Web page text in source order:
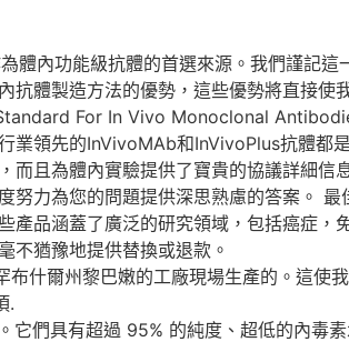
體內功能級抗體的首選來源。我們謹記
抗體製造方法的優勢，這些優勢將直接使
For In Vivo Monoclonal
業領先的InVivoMAb和InVivoPlus抗體
而且為體內實驗提供了寶貴的協議詳細
努力為您的問題提供深思熟慮的答案。
產品涵蓋了廣泛的研究領域，包括癌症
不猶豫地提供替換或退款。
什爾州黎巴嫩的工廠現場生產的。這使
.
它們具有超過 95% 的純度、超低的內毒